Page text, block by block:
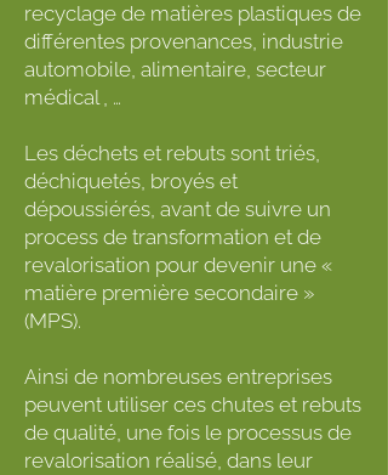
recyclage de matières plastiques de
différentes provenances, industrie
automobile, alimentaire, secteur
médical , …
Les déchets et rebuts sont triés,
déchiquetés, broyés et
dépoussiérés, avant de suivre un
process de transformation et de
revalorisation pour devenir une «
matière première secondaire »
(MPS).
Ainsi de nombreuses entreprises
peuvent utiliser ces chutes et rebuts
de qualité, une fois le processus de
revalorisation réalisé, dans leur